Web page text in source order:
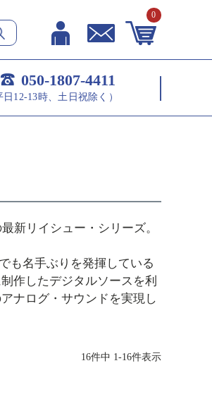
0
050-1807-4411
12-13時、土日祝除く）
新リイシュー・シリーズ。
も名手ぶりを発揮している
作したデジタルソースを利
ナログ・サウンドを実現し
16件中 1 -16件表示